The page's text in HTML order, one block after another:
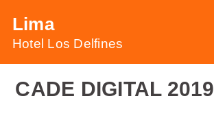
Lima
Hotel Los Delfines
CADE DIGITAL 2019